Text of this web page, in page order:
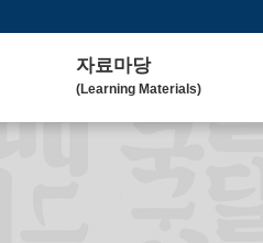
자료마당
(Learning Materials)
한국 교육 자료